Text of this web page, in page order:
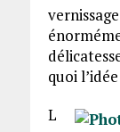
quoi
L